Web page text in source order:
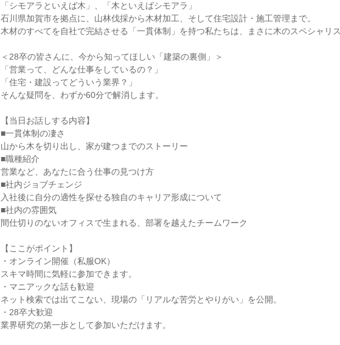
「シモアラといえば木」、「木といえばシモアラ」
石川県加賀市を拠点に、山林伐採から木材加工、そして住宅設計・施工管理まで。
木材のすべてを自社で完結させる「一貫体制」を持つ私たちは、まさに木のスペシャリス
＜28卒の皆さんに、今から知ってほしい「建築の裏側」＞
「営業って、どんな仕事をしているの？」
「住宅・建設ってどういう業界？」
そんな疑問を、わずか60分で解消します。
【当日お話しする内容】
■一貫体制の凄さ
山から木を切り出し、家が建つまでのストーリー
■職種紹介
営業など、あなたに合う仕事の見つけ方
■社内ジョブチェンジ
入社後に自分の適性を探せる独自のキャリア形成について
■社内の雰囲気
間仕切りのないオフィスで生まれる、部署を越えたチームワーク
【ここがポイント】
・オンライン開催（私服OK）
スキマ時間に気軽に参加できます。
・マニアックな話も歓迎
ネット検索では出てこない、現場の「リアルな苦労とやりがい」を公開。
・28卒大歓迎
業界研究の第一歩として参加いただけます。